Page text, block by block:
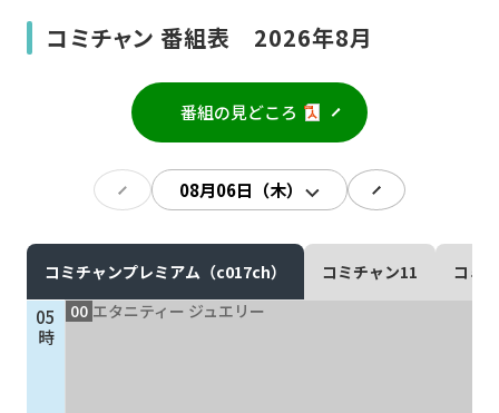
ご加入を検討中の方
現在ご利用中の方
コミチャン 番組表 2026年8月
番組の見どころ
コミチャンプレミアム（c017ch） コミチャン11 コミ
05
時
00 エタニティー ジュエリー